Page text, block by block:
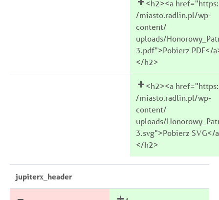
<h2><a
/miasto.radlin.pl/wp-
content/
uploads/
3.pdf">Pobierz PDF</
</h2>
<h2><a
/miasto.radlin.pl/wp-
content/
uploads/
3.svg">Pobierz SVG</
</h2>
jupiterx_header